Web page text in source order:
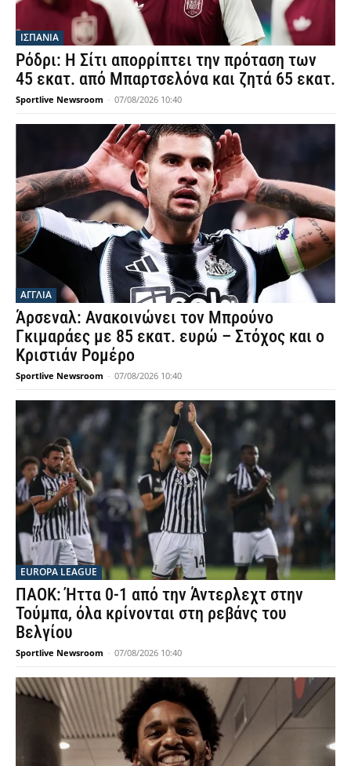
ΙΣΠΑΝΙΑ
Ρόδρι: Η Σίτι απορρίπτει την πρόταση των
45 εκατ. από Μπαρτσελόνα και ζητά 65 εκατ.
Sportlive Newsroom - 07/08/2026 10:40
ΑΓΓΛΙΑ
Άρσεναλ: Ανακοινώνει τον Μπρούνο
Γκιμαράες με 85 εκατ. ευρώ – Στόχος και ο
Κριστιάν Ρομέρο
Sportlive Newsroom - 07/08/2026 10:40
EUROPA LEAGUE
ΠΑΟΚ: Ήττα 0-1 από την Άντερλεχτ στην
Τούμπα, όλα κρίνονται στη ρεβάνς του
Βελγίου
Sportlive Newsroom - 07/08/2026 10:40